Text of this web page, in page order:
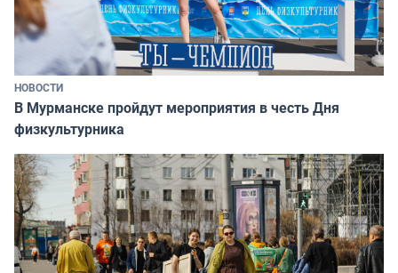
НОВОСТИ
В Мурманске пройдут мероприятия в честь Дня
физкультурника